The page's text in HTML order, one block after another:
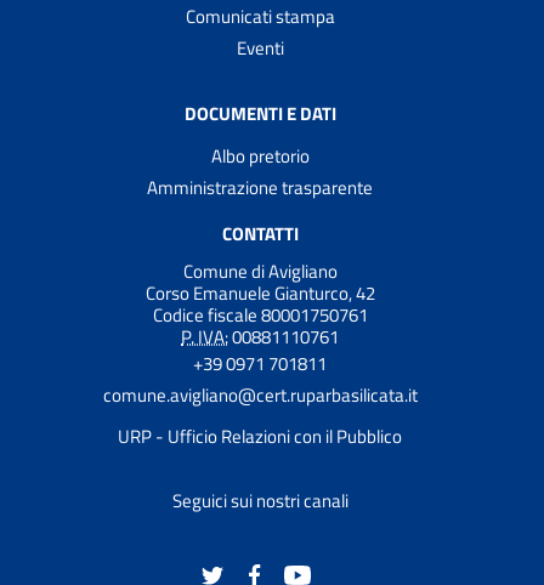
Comunicati stampa
Eventi
DOCUMENTI E DATI
Albo pretorio
Amministrazione trasparente
CONTATTI
Comune di Avigliano
Corso Emanuele Gianturco, 42
Codice fiscale 80001750761
P. IVA:00881110761
+39 0971 701811
comune.avigliano@cert.ruparbasilicata.it
URP - Ufficio Relazioni con il Pubblico
Seguici sui nostri canali